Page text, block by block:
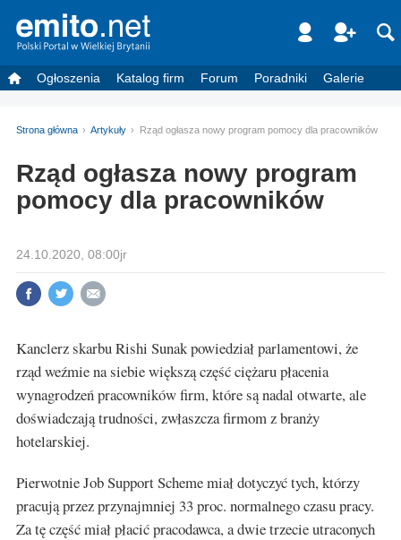
Ogłoszenia Katalog firm Forum Poradniki Galerie
Strona główna Artykuły Rząd ogłasza nowy program pomocy dla pracowników
Rząd ogłasza nowy program
pomocy dla pracowników
24.10.2020, 08:00jr
Kanclerz skarbu Rishi Sunak powiedział parlamentowi, że
rząd weźmie na siebie większą część ciężaru płacenia
wynagrodzeń pracowników firm, które są nadal otwarte, ale
doświadczają trudności, zwłaszcza firmom z branży
hotelarskiej.
Pierwotnie Job Support Scheme miał dotyczyć tych, którzy
pracują przez przynajmniej 33 proc. normalnego czasu pracy.
Za tę część miał płacić pracodawca, a dwie trzecie utraconych